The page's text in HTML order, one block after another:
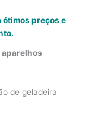
preços e
de geladeira